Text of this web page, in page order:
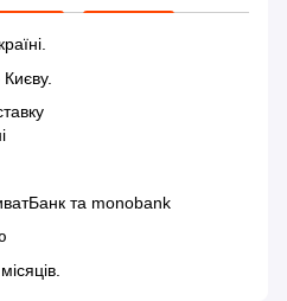
та monobank